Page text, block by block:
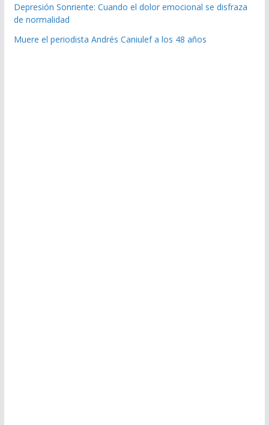
Depresión Sonriente: Cuando el dolor emocional se disfraza
de normalidad
Muere el periodista Andrés Caniulef a los 48 años